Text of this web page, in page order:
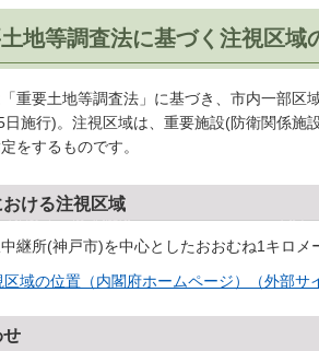
地等調査法に基づく注視区域
重要土地等調査法」に基づき、市内一部
日施行)。注視区域は、重要施設(防衛関係施
をするものです。
ける注視区域
継所(神戸市)を中心としたおおむね1キロメ
区域の位置（内閣府ホームページ）（外部サ
せ